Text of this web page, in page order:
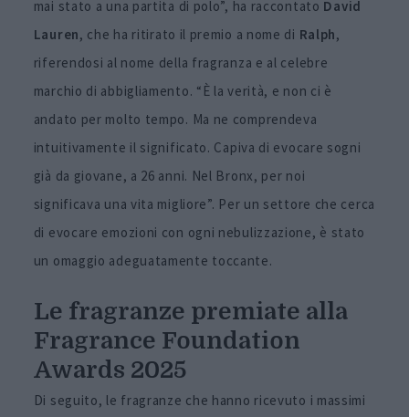
mai stato a una partita di polo”, ha raccontato David
Lauren, che ha ritirato il premio a nome di Ralph,
riferendosi al nome della fragranza e al celebre
marchio di abbigliamento. “È la verità, e non ci è
andato per molto tempo. Ma ne comprendeva
intuitivamente il significato. Capiva di evocare sogni
già da giovane, a 26 anni. Nel Bronx, per noi
significava una vita migliore”. Per un settore che cerca
di evocare emozioni con ogni nebulizzazione, è stato
un omaggio adeguatamente toccante.
Le fragranze premiate alla
Fragrance Foundation
Awards 2025
Di seguito, le fragranze che hanno ricevuto i massimi